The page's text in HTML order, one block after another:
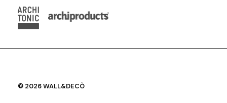
© 2026 WALL&DECÒ